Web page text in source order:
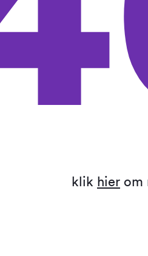
klik hier om